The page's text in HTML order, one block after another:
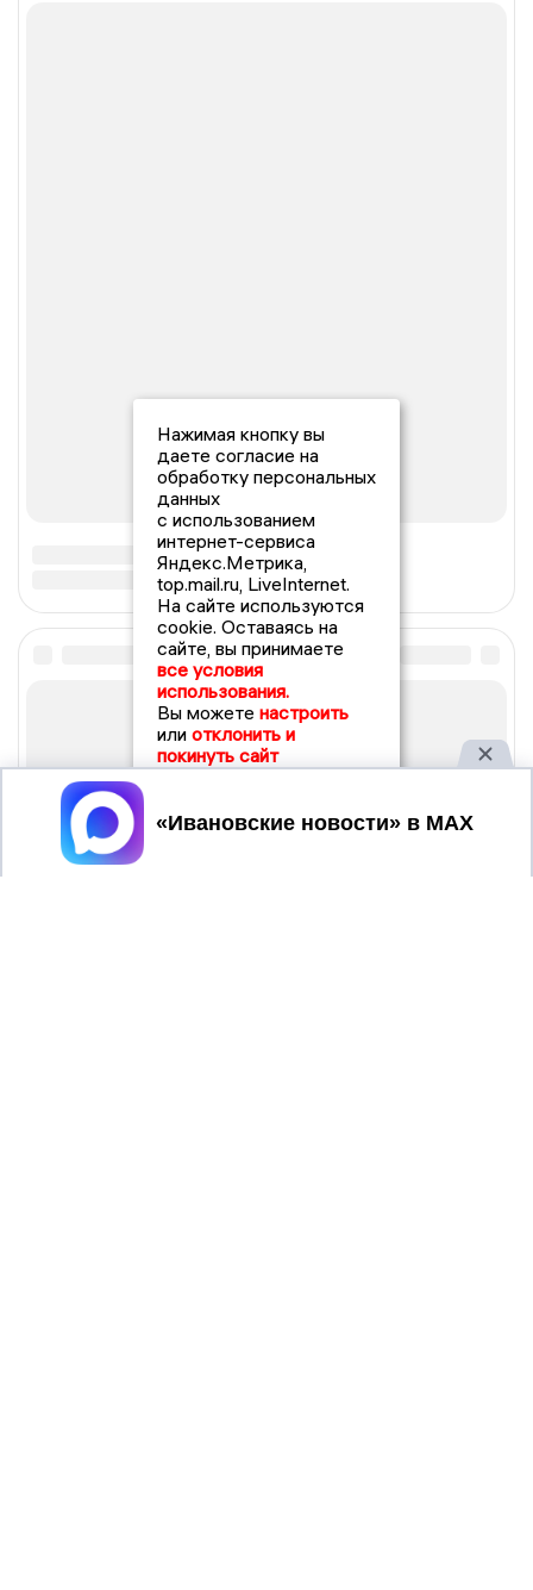
Нажимая кнопку вы
даете согласие на
обработку персональных
данных
с использованием
интернет-сервиса
Яндекс.Метрика,
top.mail.ru, LiveInternet.
На сайте используются
cookie. Оставаясь на
сайте, вы принимаете
все условия
использования.
Вы можете настроить
или отклонить и
покинуть сайт
Принять